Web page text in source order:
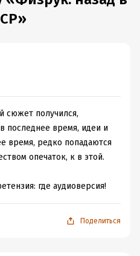
сюжет получился,
последнее время, идеи и
время, редко попадаются
опечаток, к в этой.
где аудиоверсия!
Поделиться